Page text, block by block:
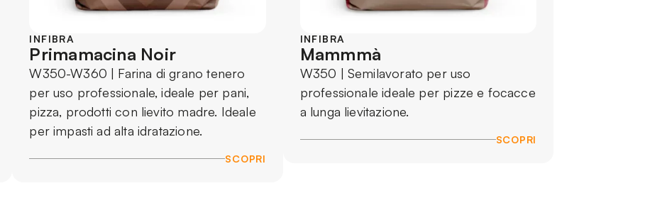
INFIBRA
Primamacina Noir
W350-W360 | Farina di grano tenero
per uso professionale, ideale per pani,
pizza, prodotti con lievito madre. Ideale
per impasti ad alta idratazione.
SCOPRI
INFIBRA
Mammmà
W350 | Semilavorato per uso
professionale ideale per pizze e focacce
a lunga lievitazione.
SCOPRI